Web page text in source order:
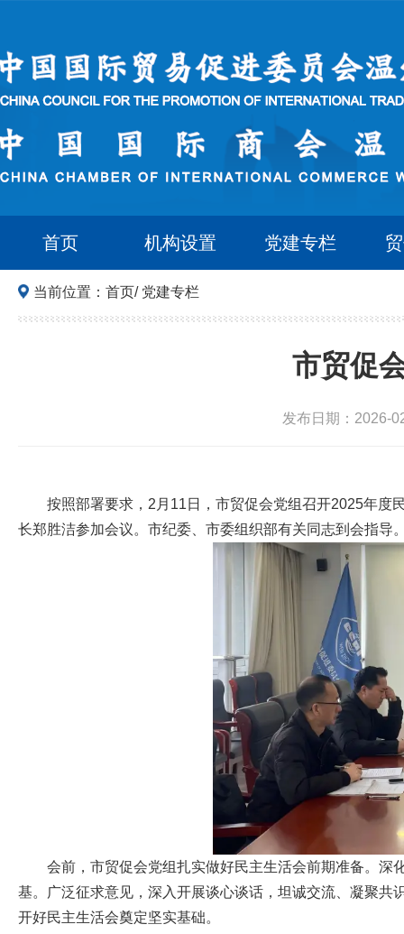
首页 机构设置 党建专栏
当前位置： 首页/ 党建专栏
市贸促
发布日期：2026-
按照部署要求，2月11日，市贸促会党组召开2025年度
长郑胜洁参加会议。市纪委、市委组织部有关同志到会指导
会前，市贸促会党组扎实做好民主生活会前期准备。深
基。广泛征求意见，深入开展谈心谈话，坦诚交流、凝聚共
开好民主生活会奠定坚实基础。